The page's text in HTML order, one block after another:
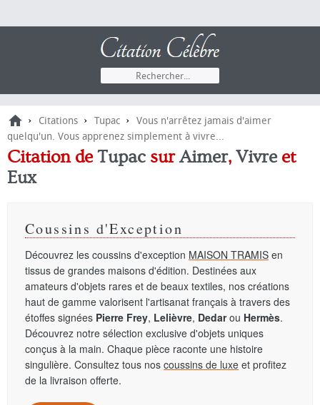
› Citations › Tupac › Vous n'arrêtez jamais d'aimer
quelqu'un. Vous apprenez simplement à vivre...
Citation deTupac surAimer, Vivreet
Eux
Coussins d'Exception
Découvrez les coussins d'exception MAISON TRAMIS en
tissus de grandes maisons d'édition. Destinées aux
amateurs d'objets rares et de beaux textiles, nos créations
haut de gamme valorisent l'artisanat français à travers des
étoffes signées Pierre Frey, Lelièvre, Dedarou Hermès.
Découvrez notre sélection exclusive d'objets uniques
conçus à la main. Chaque pièce raconte une histoire
singulière. Consultez tous nos coussins de luxe et profitez
de la livraison offerte.